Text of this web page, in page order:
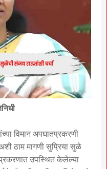
विमान अपघातप्रकरणी
ठाम मागणी सुप्रिया सुळे
प्रकरणात उपस्थित केलेल्या